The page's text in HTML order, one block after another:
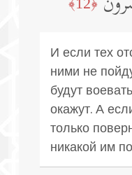
И если тех
ними не
будут
окажут. А
только
никакой им